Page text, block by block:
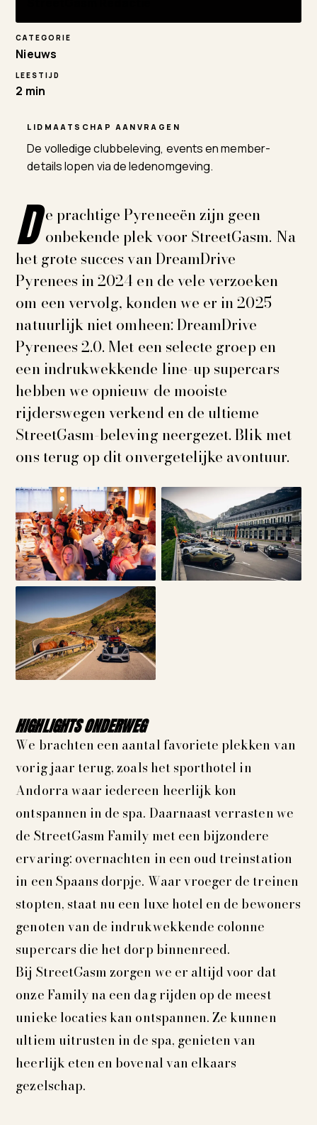
CATEGORIE
Nieuws
LEESTIJD
2 min
LIDMAATSCHAP AANVRAGEN
De volledige clubbeleving, events en member-
details lopen via de ledenomgeving.
D e prachtige Pyreneeën zijn geen
onbekende plek voor StreetGasm. Na
het grote succes van DreamDrive
Pyrenees in 2024 en de vele verzoeken
om een vervolg, konden we er in 2025
natuurlijk niet omheen: DreamDrive
Pyrenees 2.0. Met een selecte groep en
een indrukwekkende line-up supercars
hebben we opnieuw de mooiste
rijderswegen verkend en de ultieme
StreetGasm-beleving neergezet. Blik met
ons terug op dit onvergetelijke avontuur.
HIGHLIGHTS ONDERWEG
We brachten een aantal favoriete plekken van
vorig jaar terug, zoals het sporthotel in
Andorra waar iedereen heerlijk kon
ontspannen in de spa. Daarnaast verrasten we
de StreetGasm Family met een bijzondere
ervaring: overnachten in een oud treinstation
in een Spaans dorpje. Waar vroeger de treinen
stopten, staat nu een luxe hotel en de bewoners
genoten van de indrukwekkende colonne
supercars die het dorp binnenreed.
Bij StreetGasm zorgen we er altijd voor dat
onze Family na een dag rijden op de meest
unieke locaties kan ontspannen. Ze kunnen
ultiem uitrusten in de spa, genieten van
heerlijk eten en bovenal van elkaars
gezelschap.